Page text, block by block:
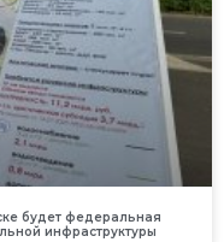
будет федеральная
инфраструктуры